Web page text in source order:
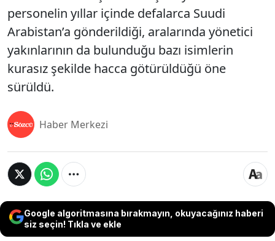
personelin yıllar içinde defalarca Suudi
Arabistan’a gönderildiği, aralarında yönetici
yakınlarının da bulunduğu bazı isimlerin
kurasız şekilde hacca götürüldüğü öne
sürüldü.
Haber Merkezi
Google algoritmasına bırakmayın, okuyacağınız haberi
siz seçin! Tıkla ve ekle